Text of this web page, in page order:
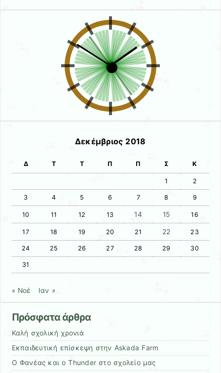
Δεκέμβριος 2018
Δ Τ Τ Π Π Σ Κ
1 2
3 4 5 6 7 8 9
10 11 12 13 14 15 16
17 18 19 20 21 22 23
24 25 26 27 28 29 30
31
« Νοέ Ιαν »
Πρόσφατα άρθρα
Καλή σχολική χρονιά
Εκπαιδευτική επίσκεψη στην Askada Farm
Ο Φανέας και ο Thunder στο σχολείο μας